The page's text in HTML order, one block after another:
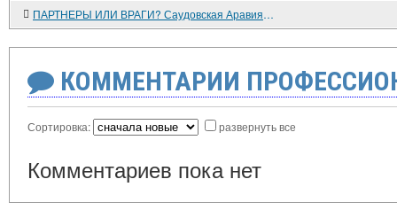
ПАРТНЕРЫ ИЛИ ВРАГИ? Саудовская Аравия и 11 сентября
КОММЕНТАРИИ
Сортировка: развернуть все
Комментариев пока нет